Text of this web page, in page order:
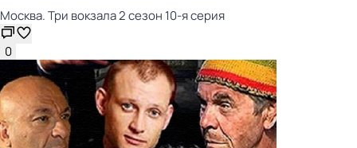
Москва. Три вокзала 2 сезон 10-я серия
0